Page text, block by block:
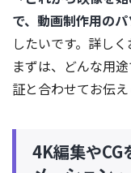
で、動画制作用の
したいです。詳しく
まずは、どんな用
証と合わせてお伝え
4K編集やCG